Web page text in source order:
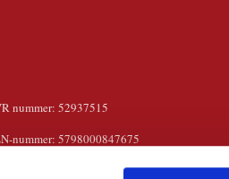
nummer: 52937515
nummer: 5798000847675